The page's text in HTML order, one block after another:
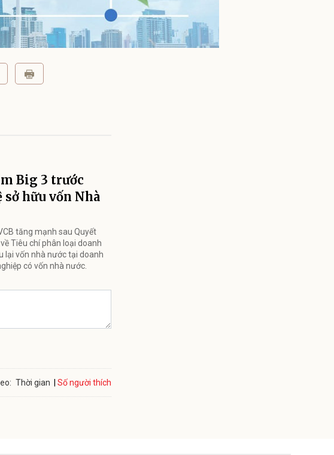
Big 3 trước
hữu vốn Nhà
tăng mạnh sau Quyết
Tiêu chí phân loại doanh
lại vốn nhà nước tại doanh
có vốn nhà nước.
Thời gian Số người thích